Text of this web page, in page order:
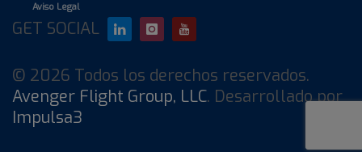
Aviso Legal
GET SOCIAL
© 2026 Todos los derechos reservados.
Avenger Flight Group, LLC. Desarrollado por
Impulsa3